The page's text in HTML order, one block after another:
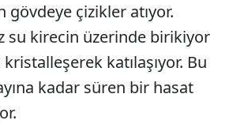
gövdeye çizikler atıyor.
su kirecin üzerinde birikiyor
katılaşıyor. Bu
kadar süren bir hasat